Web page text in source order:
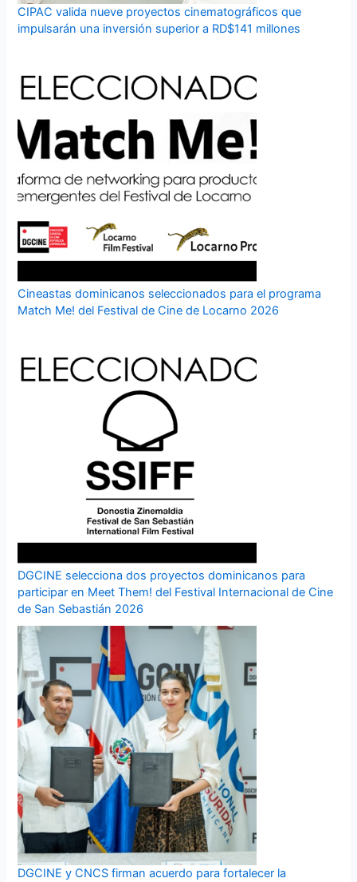
CIPAC valida nueve proyectos cinematográficos que
impulsarán una inversión superior a RD$141 millones
Cineastas dominicanos seleccionados para el programa
Match Me! del Festival de Cine de Locarno 2026
DGCINE selecciona dos proyectos dominicanos para
participar en Meet Them! del Festival Internacional de Cine
de San Sebastián 2026
DGCINE y CNCS firman acuerdo para fortalecer la